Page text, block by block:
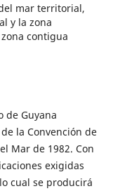
mar territorial,
y la zona
contigua
de Guyana
la Convención de
Mar de 1982. Con
exigidas
cual se producirá